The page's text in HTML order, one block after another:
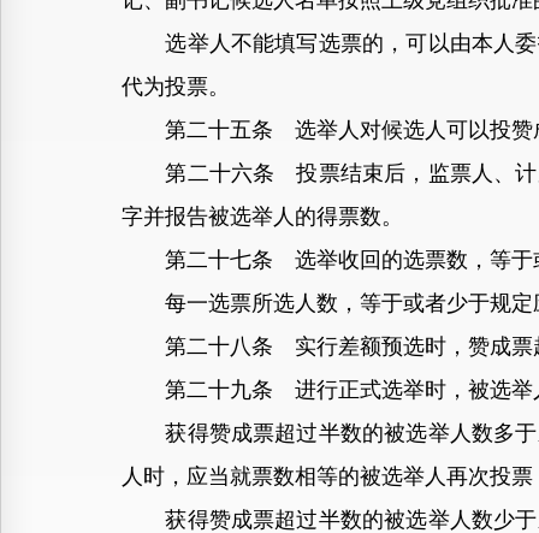
选举人不能填写选票的，可以由本人委
代为投票。
第二十五条 选举人对候选人可以投赞
第二十六条 投票结束后，监票人、计
字并报告被选举人的得票数。
第二十七条 选举收回的选票数，等于或
每一选票所选人数，等于或者少于规定
第二十八条 实行差额预选时，赞成票
第二十九条 进行正式选举时，被选举
获得赞成票超过半数的被选举人数多于
人时，应当就票数相等的被选举人再次投
获得赞成票超过半数的被选举人数少于